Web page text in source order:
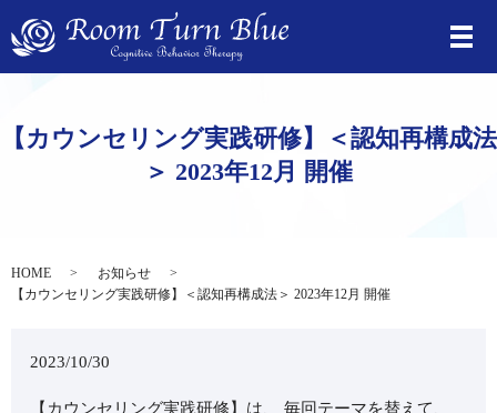
【カウンセリング実践研修】＜認知再構成法
＞ 2023年12月 開催
HOME
お知らせ
【カウンセリング実践研修】＜認知再構成法＞ 2023年12月 開催
2023/10/30
【カウンセリング実践研修】は、 毎回テーマを替えて、